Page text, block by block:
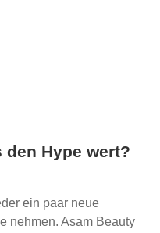
den Hype wert?
ein paar neue
nehmen. Asam Beauty